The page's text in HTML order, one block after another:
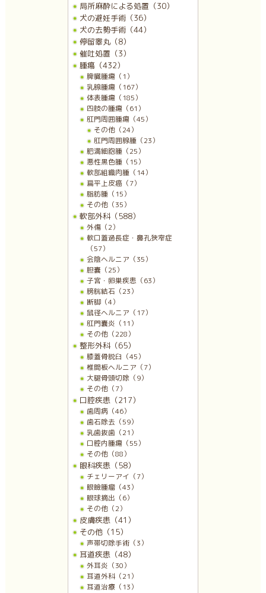
局所麻酔による処置（30）
犬の避妊手術（36）
犬の去勢手術（44）
停留睾丸（8）
催吐処置（3）
腫瘍（432）
脾臓腫瘍（1）
乳腺腫瘍（167）
体表腫瘍（185）
四肢の腫瘍（61）
肛門周囲腫瘍（45）
その他（24）
肛門周囲腺腫（23）
肥満細胞腫（25）
悪性黒色腫（15）
軟部組織肉腫（14）
扁平上皮癌（7）
脂肪腫（15）
その他（35）
軟部外科（588）
外傷（2）
軟口蓋過長症・鼻孔狭窄症
（57）
会陰ヘルニア（35）
胆嚢（25）
子宮・卵巣疾患（63）
膀胱結石（23）
断脚（4）
鼠径ヘルニア（17）
肛門嚢炎（11）
その他（228）
整形外科（65）
膝蓋骨脱臼（45）
椎間板ヘルニア（7）
大腿骨頭切除（9）
その他（7）
口腔疾患（217）
歯周病（46）
歯石除去（59）
乳歯抜歯（21）
口腔内腫瘍（55）
その他（88）
眼科疾患（58）
チェリーアイ（7）
眼瞼腫瘤（43）
眼球摘出（6）
その他（2）
皮膚疾患（41）
その他（15）
声帯切除手術（3）
耳道疾患（48）
外耳炎（30）
耳道外科（21）
耳道治療（13）